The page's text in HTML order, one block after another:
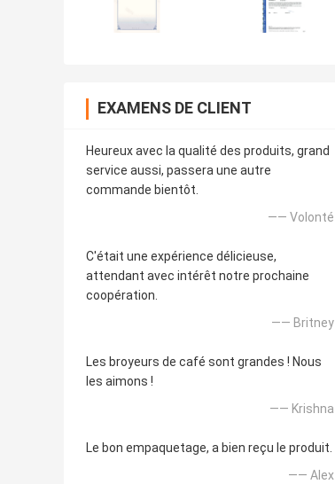
EXAMENS DE CLIENT
Heureux avec la qualité des produits, grand
service aussi, passera une autre
commande bientôt.
—— Volonté
C'était une expérience délicieuse,
attendant avec intérêt notre prochaine
coopération.
—— Britney
Les broyeurs de café sont grandes ! Nous
les aimons !
—— Krishna
Le bon empaquetage, a bien reçu le produit.
—— Alex